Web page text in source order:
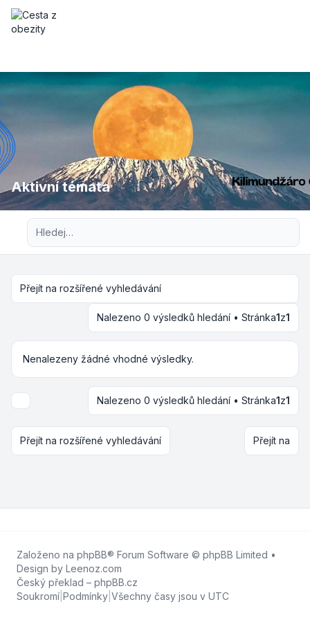
Aktivní témata
Pokročilé hledání
Přejít na rozšířené vyhledávání
Nalezeno 0 výsledků hledání • Stránka1z1
Nenalezeny žádné vhodné výsledky.
Možnosti zobrazení a seřazeníNalezeno 0 výsledků hledání • Stránka1z1
Přejít na rozšířené vyhledávání Přejít na
Založeno na phpBB® Forum Software © phpBB Limited •
Design by Leenoz.com
Český překlad – phpBB.cz
Soukromí Podmínky Všechny časy jsou v UTC